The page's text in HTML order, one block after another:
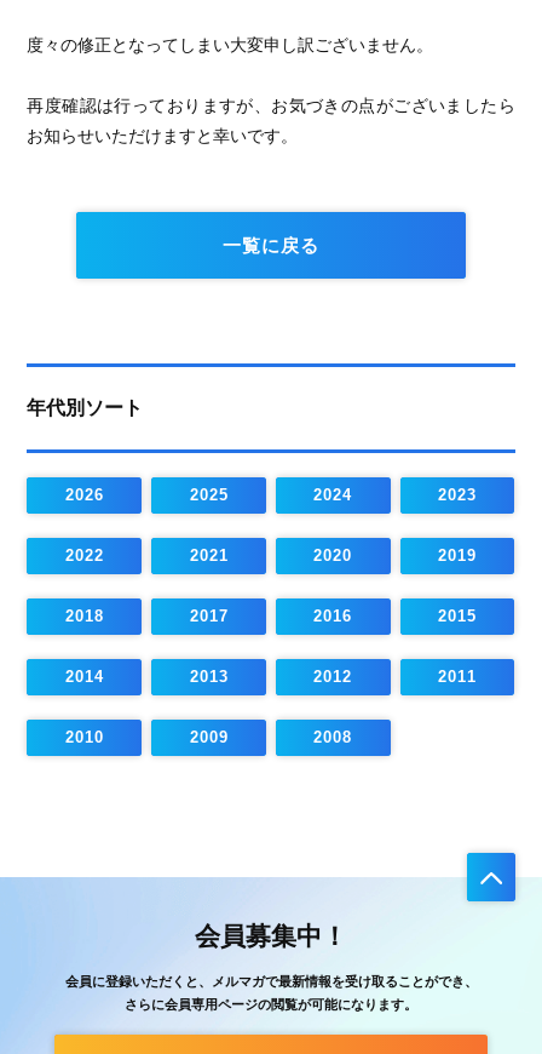
度々の修正となってしまい大変申し訳ございません。
再度確認は行っておりますが、お気づきの点がございましたら
お知らせいただけますと幸いです。
一覧に戻る
年代別ソート
2026 2025 2024 2023
2022 2021 2020 2019
2018 2017 2016 2015
2014 2013 2012 2011
2010 2009 2008
会員募集中！
会員に登録いただくと、メルマガで最新情報を受け取ることができ、
さらに会員専用ページの閲覧が可能になります。